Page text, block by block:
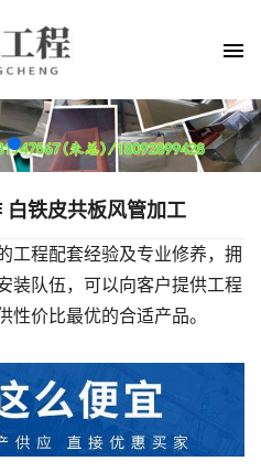
白铁皮共板风管加工
工程配套经验及专业修养，拥
装队伍，可以向客户提供工程
性价比最优的合适产品。